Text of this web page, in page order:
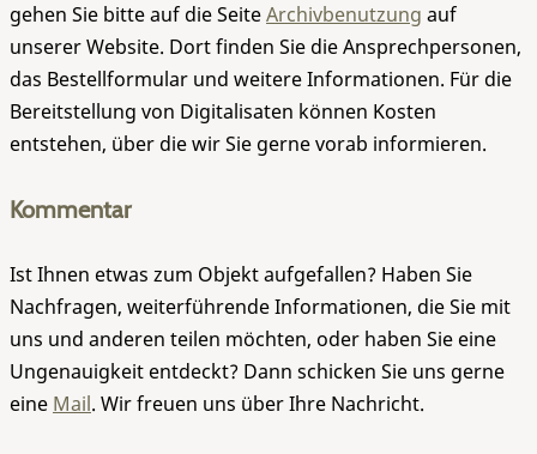
gehen Sie bitte auf die SeiteArchivbenutzung auf
unserer Website. Dort finden Sie die Ansprechpersonen,
das Bestellformular und weitere Informationen. Für die
Bereitstellung von Digitalisaten können Kosten
entstehen, über die wir Sie gerne vorab informieren.
Kommentar
Ist Ihnen etwas zum Objekt aufgefallen? Haben Sie
Nachfragen, weiterführende Informationen, die Sie mit
uns und anderen teilen möchten, oder haben Sie eine
Ungenauigkeit entdeckt? Dann schicken Sie uns gerne
eine Mail. Wir freuen uns über Ihre Nachricht.